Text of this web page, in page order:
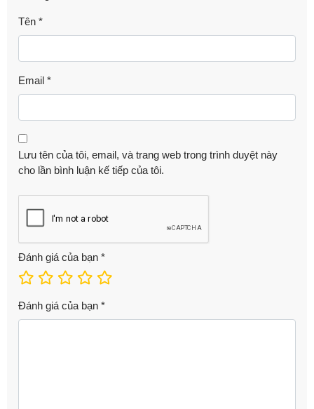
Tên *
Email *
Lưu tên của tôi, email, và trang web trong trình duyệt này
cho lần bình luận kế tiếp của tôi.
Đánh giá của bạn *
Đánh giá của bạn *